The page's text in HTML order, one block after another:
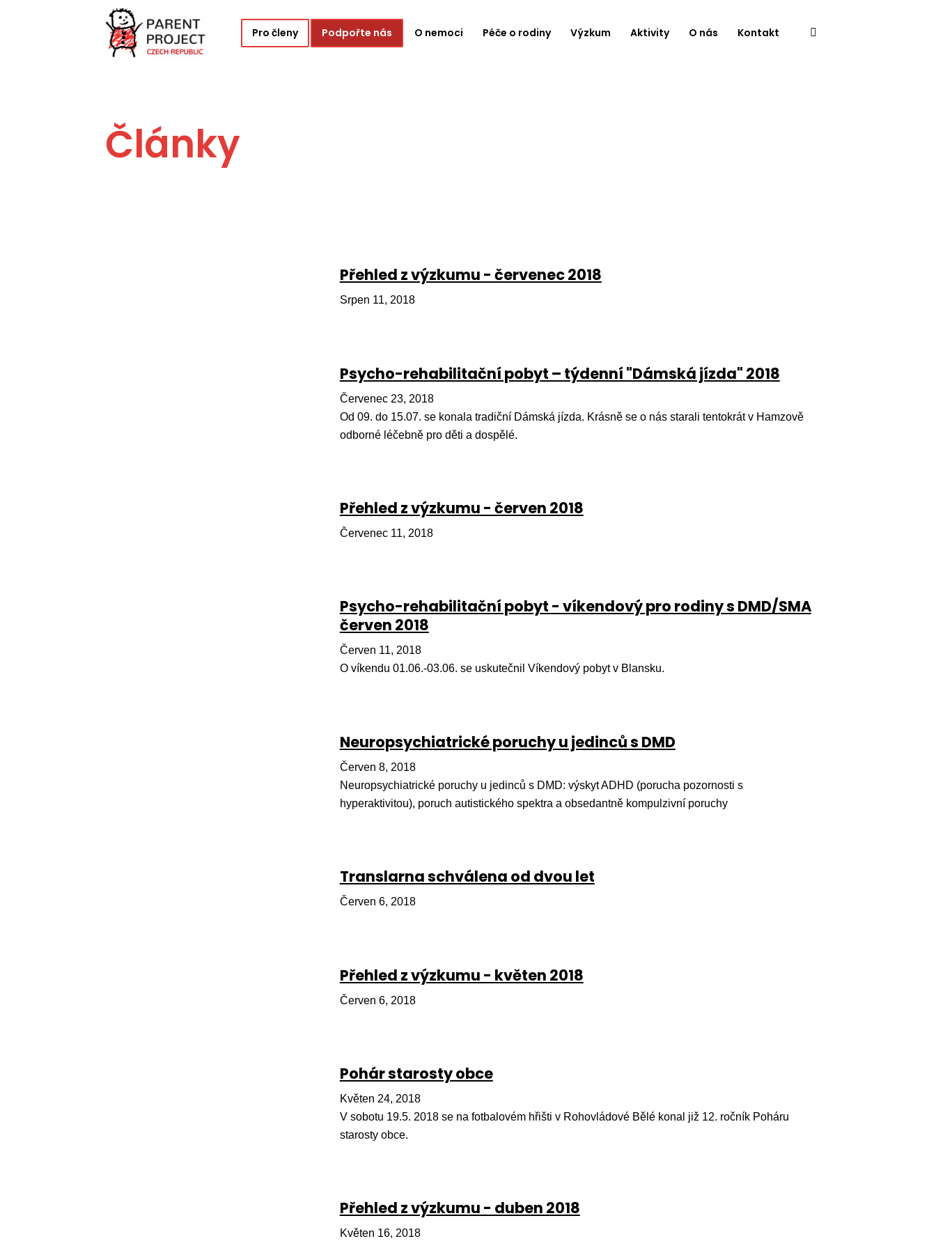
Pro členy Podpořte nás O nemoci Péče o rodiny Výzkum Aktivity O nás Kontakt
Články
Přehled z výzkumu - červenec 2018
Srpen 11, 2018
Psycho-rehabilitační pobyt – týdenní "Dámská jízda" 2018
Červenec 23, 2018
Od 09. do 15.07. se konala tradiční Dámská jízda. Krásně se o nás starali tentokrát v Hamzově
odborné léčebně pro děti a dospělé.
Přehled z výzkumu - červen 2018
Červenec 11, 2018
Psycho-rehabilitační pobyt - víkendový pro rodiny s DMD/SMA
červen 2018
Červen 11, 2018
O víkendu 01.06.-03.06. se uskutečnil Víkendový pobyt v Blansku.
Neuropsychiatrické poruchy u jedinců s DMD
Červen 8, 2018
Neuropsychiatrické poruchy u jedinců s DMD: výskyt ADHD (porucha pozornosti s
hyperaktivitou), poruch autistického spektra a obsedantně kompulzivní poruchy
Translarna schválena od dvou let
Červen 6, 2018
Přehled z výzkumu - květen 2018
Červen 6, 2018
Pohár starosty obce
Květen 24, 2018
V sobotu 19.5. 2018 se na fotbalovém hřišti v Rohovládové Bělé konal již 12. ročník Poháru
starosty obce.
Přehled z výzkumu - duben 2018
Květen 16, 2018